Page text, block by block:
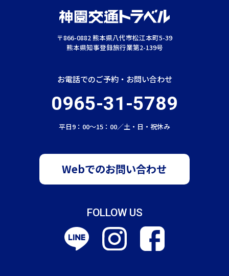
〒866-0882 熊本県八代市松江本町5-39
熊本県知事登録旅行業第2-139号
お電話でのご予約・お問い合わせ
0965-31-5789
平日9：00〜15：00／土・日・祝休み
Webでのお問い合わせ
FOLLOW US